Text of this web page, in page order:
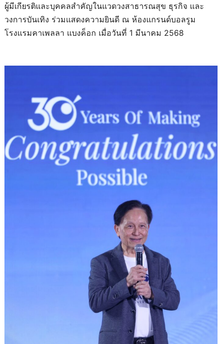
ผู้มีเกียรติและบุคคลสำคัญในแวดวงสาธารณสุข ธุรกิจ และ
วงการบันเทิง ร่วมแสดงความยินดี ณ ห้องแกรนด์บอลรูม
โรงแรมคาเพลลา แบงค็อก เมื่อวันที่ 1 มีนาคม 2568